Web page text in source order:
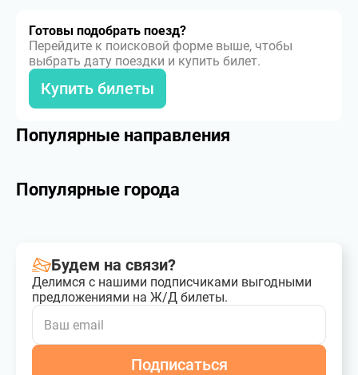
Готовы подобрать поезд?
Перейдите к поисковой форме выше, чтобы
выбрать дату поездки и купить билет.
Купить билеты
Популярные направления
Популярные города
Будем на связи?
Делимся с нашими подписчиками выгодными
предложениями на Ж/Д билеты.
Подписаться